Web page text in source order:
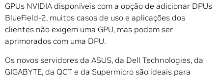
GPUs NVIDIA disponíveis com a opção de adicionar DPUs
BlueField-2, muitos casos de uso e aplicações dos
clientes não exigem uma GPU, mas podem ser
aprimorados com uma DPU.
Os novos servidores da ASUS, da Dell Technologies, da
GIGABYTE, da QCT e da Supermicro são ideais para